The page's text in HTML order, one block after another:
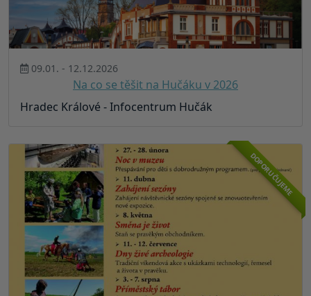
09.01. - 12.12.2026
Na co se těšit na Hučáku v 2026
Hradec Králové - Infocentrum Hučák
DOPORUČUJEME